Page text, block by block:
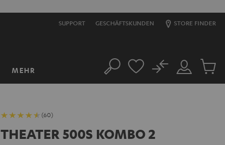
SUPPORT GESCHÄFTSKUNDEN STORE FINDER
MEHR Suche
Mein
Konto
No
Artikel
(60)
THEATER 500S KOMBO 2